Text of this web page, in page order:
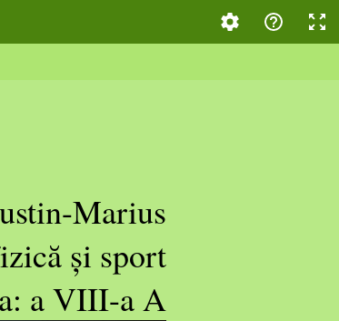
Marius
și sport
a VIII-a A